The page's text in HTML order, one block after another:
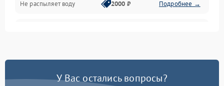
Не распыляет воду 2000 ₽ Подробнее →
Проблемы с набором
У Вас остались вопросы?